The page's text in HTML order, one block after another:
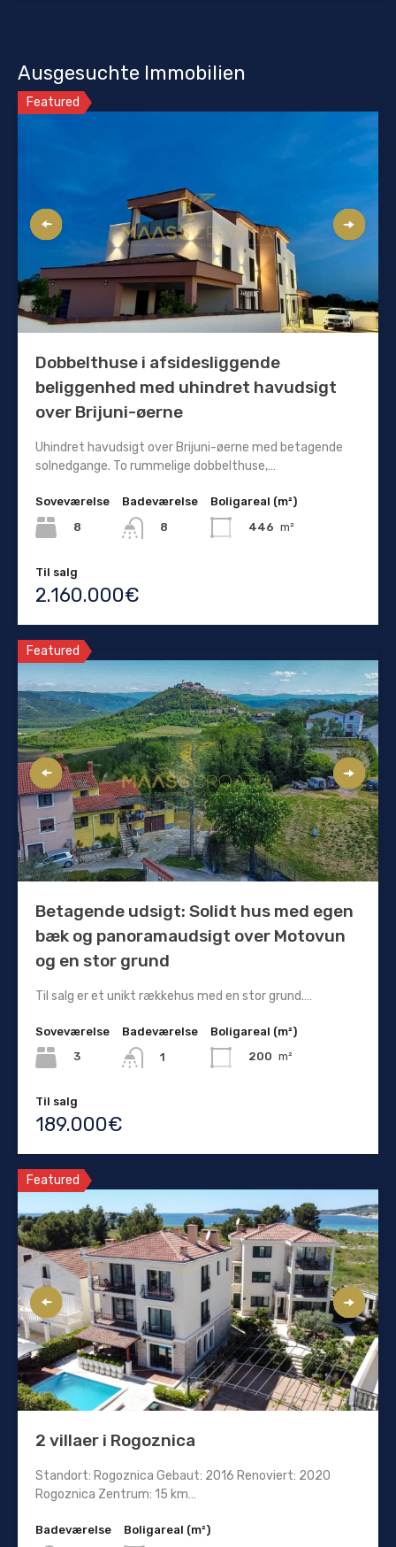
Ausgesuchte Immobilien
Featured
Dobbelthuse i afsidesliggende
beliggenhed med uhindret havudsigt
over Brijuni-øerne
Uhindret havudsigt over Brijuni-øerne med betagende
solnedgange. To rummelige dobbelthuse,…
Soveværelse
8
Badeværelse
8
Boligareal (m²)
446 m²
Til salg
2.160.000€
Featured
Betagende udsigt: Solidt hus med egen
bæk og panoramaudsigt over Motovun
og en stor grund
Til salg er et unikt rækkehus med en stor grund.…
Soveværelse
3
Badeværelse
1
Boligareal (m²)
200 m²
Til salg
189.000€
Featured
2 villaer i Rogoznica
Standort: Rogoznica Gebaut: 2016 Renoviert: 2020
Rogoznica Zentrum: 15 km…
Badeværelse
Boligareal (m²)